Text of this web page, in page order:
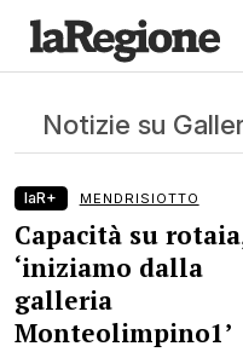
Notizie su
laR+ MENDRISIOTTO
Capacità su
‘iniziamo dalla
galleria
Monteolimpino1’